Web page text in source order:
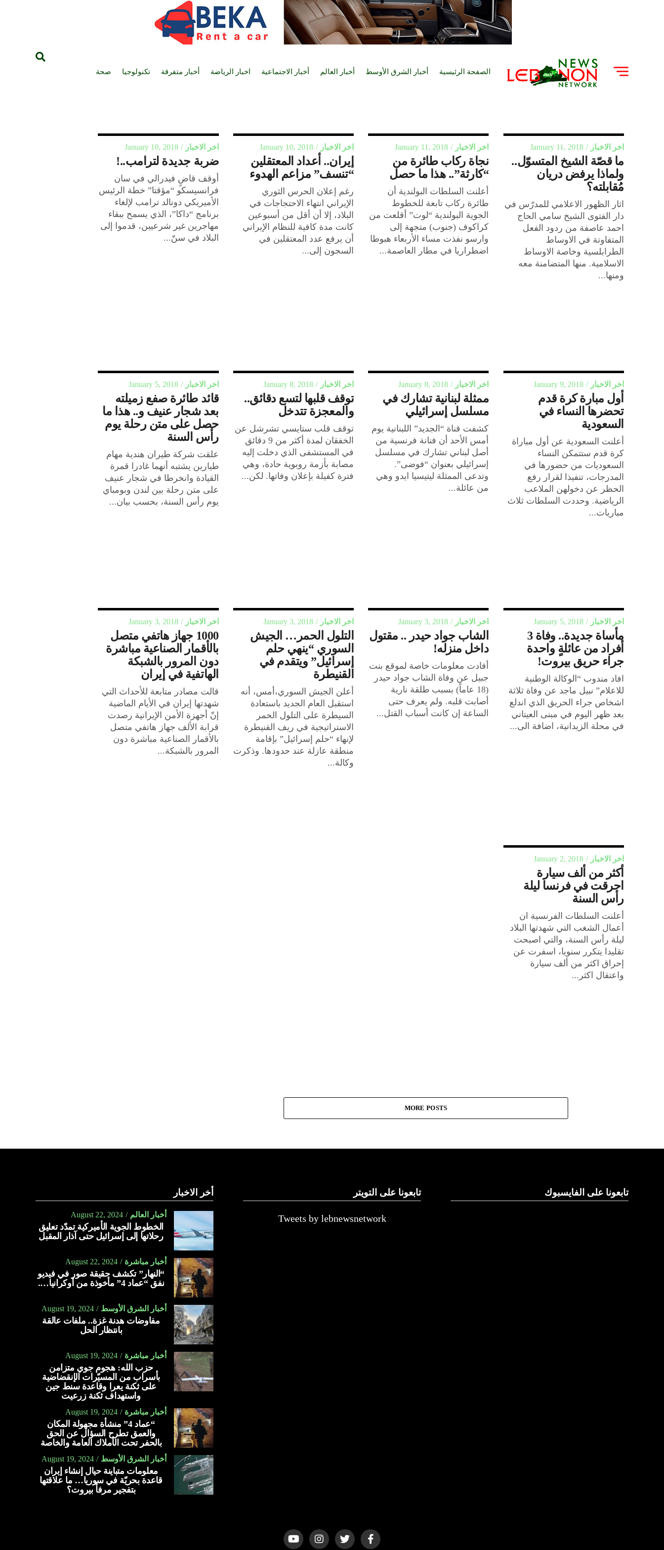
الصفحة الرئيسية أخبار الشرق الأوسط أخبار العالم أخبار الاجتماعية اخبار الرياضة أخبار متفرقة تكنولوجيا صحة
اخر الاخبار January 11, 2018
ما قصّة الشيخ المتسوّل..
ولماذا يرفض دريان
مُقابلته؟
اثار الظهور الاعلامي للمدرّس في
دار الفتوى الشيخ سامي الحاج
احمد عاصفة من ردود الفعل
المتفاوتة في الاوساط
الطرابلسية وخاصة الاوساط
الاسلامية. منها المتضامنة معه
ومنها...
اخر الاخبار January 11, 2018
نجاة ركاب طائرة من
“كارثة”.. هذا ما حصل
أعلنت السلطات البولندية أن
طائرة ركاب تابعة للخطوط
الجوية البولندية “لوت” أقلعت من
كراكوف (جنوب) متجهة إلى
وارسو نفذت مساء الأربعاء هبوطا
اضطراريا في مطار العاصمة...
اخر الاخبار January 10, 2018
إيران.. أعداد المعتقلين
“تنسف” مزاعم الهدوء
رغم إعلان الحرس الثوري
الإيراني انتهاء الاحتجاجات في
البلاد، إلا أن أقل من أسبوعين
كانت مدة كافية للنظام الإيراني
أن يرفع عدد المعتقلين في
السجون إلى...
اخر الاخبار January 10, 2018
ضربة جديدة لترامب..!
أوقف قاضٍ فيدرالي في سان
فرانسيسكو “مؤقتا” خطة الرئيس
الأميريكي دونالد ترامب لإلغاء
برنامج “داكا”، الذي يسمح ببقاء
مهاجرين غير شرعيين، قدموا إلى
البلاد في سنّ...
اخر الاخبار January 9, 2018
أول مبارة كرة قدم
تحضرها النساء في
السعودية
أعلنت السعودية عن أول مباراة
كرة قدم ستتمكن النساء
السعوديات من حضورها في
المدرجات، تنفيذا لقرار رفع
الحظر عن دخولهن الملاعب
الرياضية. وحددت السلطات ثلاث
مباريات...
اخر الاخبار January 8, 2018
ممثلة لبنانية تشارك في
مسلسل إسرائيلي
كشفت قناة “الجديد” اللبنانية يوم
أمس الأحد أن فنانة فرنسية من
أصل لبناني تشارك في مسلسل
إسرائيلي بعنوان “فوضى”.
وتدعى الممثلة ليتيسيا ايدو وهي
من عائلة...
اخر الاخبار January 8, 2018
توقف قلبها لتسع دقائق..
والمعجزة تتدخل
توقف قلب ستايسي تشرشل عن
الخفقان لمدة أكثر من 9 دقائق
في المستشفى الذي دخلت إليه
مصابة بأزمة روبوية حادة، وهي
فترة كفيلة بإعلان وفاتها. لكن...
اخر الاخبار January 5, 2018
قائد طائرة صفع زميلته
بعد شجار عنيف و.. هذا ما
حصل على متن رحلة يوم
رأس السنة
علقت شركة طيران هندية مهام
طيارين يشتبه أنهما غادرا قمرة
القيادة وانخرطا في شجار عنيف
على متن رحلة بين لندن وبومباي
يوم رأس السنة، بحسب بيان...
اخر الاخبار January 5, 2018
مأساة جديدة.. وفاة 3
أفراد من عائلةٍ واحدة
جراء حريق بيروت!
افاد مندوب “الوكالة الوطنية
للاعلام” نبيل ماجد عن وفاة ثلاثة
اشخاص جراء الحريق الذي اندلع
بعد ظهر اليوم في مبنى العيتاني
في محلة الزيدانية، اضافة الى...
اخر الاخبار January 3, 2018
الشاب جواد حيدر .. مقتول
داخل منزله!
أفادت معلومات خاصة لموقع بنت
جبيل عن وفاة الشاب جواد حيدر
(18 عاماً) بسبب طلقة نارية
أصابت قلبه. ولم يعرف حتى
الساعة إن كانت أسباب القتل...
اخر الاخبار January 3, 2018
التلول الحمر… الجيش
السوري “ينهي حلم
إسرائيل” ويتقدم في
القنيطرة
أعلن الجيش السوري،أمس، أنه
استقبل العام الجديد باستعادة
السيطرة على التلول الحمر
الاستراتيجية في ريف القنيطرة
لإنهاء “حلم إسرائيل” بإقامة
منطقة عازلة عند حدودها. وذكرت
وكالة...
اخر الاخبار January 3, 2018
1000 جهاز هاتفي متصل
بالأقمار الصناعية مباشرة
دون المرور بالشبكة
الهاتفية في إيران
قالت مصادر متابعة للأحداث التي
شهدتها إيران في الأيام الماضية
إنّ أجهزة الأمن الإيرانية رصدت
قرابة الألف جهاز هاتفي متصل
بالأقمار الصناعية مباشرة دون
المرور بالشبكة...
اخر الاخبار January 2, 2018
أكثر من ألف سيارة
احرقت في فرنسا ليلة
رأس السنة
أعلنت السلطات الفرنسية ان
أعمال الشغب التي شهدتها البلاد
ليلة رأس السنة، والتي اصبحت
تقليدا يتكرر سنويا، اسفرت عن
إحراق اكثر من ألف سيارة
واعتقال اكثر...
MORE POSTS
تابعونا على الفايسبوك تابعونا على التويتر
Tweets by lebnewsnetwork
أخر الاخبار
أخبار العالم August 22, 2024
الخطوط الجوية الأميركية تمدّد تعليق
رحلاتها إلى إسرائيل حتى آذار المقبل
أخبار مباشرة August 22, 2024
“النهار” تكشف حقيقة صور في فيديو
نفق “عماد 4” مأخوذة من أوكرانيا….
أخبار الشرق الأوسط August 19, 2024
مفاوضات هدنة غزة.. ملفات عالقة
بانتظار الحل
أخبار مباشرة August 19, 2024
حزب الله: هجوم جوي متزامن
بأسراب من المسيّرات الإنقضاضية
على ثكنة يعرا وقاعدة سنط جين
واستهداف ثكنة زرعيت
أخبار مباشرة August 19, 2024
“عماد 4” منشأة مجهولة المكان
والعمق تطرح السؤال عن الحق
بالحفر تحت الأملاك العامة والخاصة
أخبار الشرق الأوسط August 19, 2024
معلومات متباينة حيال إنشاء إيران
قاعدة بحريّة في سوريا… ما علاقتها
بتفجير مرفأ بيروت؟